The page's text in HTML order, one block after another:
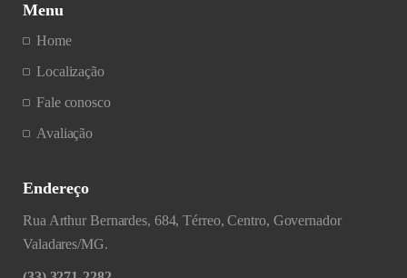
Menu
Home
Localização
Fale conosco
Avaliação
Endereço
Rua Arthur Bernardes, 684, Térreo, Centro, Governador
Valadares/MG.